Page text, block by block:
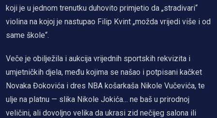
koji je u jednom trenutku duhovito primjetio da „stradivari“
violina na kojoj je nastupao Filip Kvint „možda vrijedi više i od
same škole“.
Veče je obilježila i aukcija vrijednih sportskih rekvizita i
umjetničkih djela, među kojima se našao i potpisani kačket
Novaka Đokovića i dres NBA košarkaša Nikole Vučevića, te
ulje na platnu — slika Nikole Jokića… ne baš u prirodnoj
veličini, ali dovoljno velika da ukrasi zid nečijeg salona ili